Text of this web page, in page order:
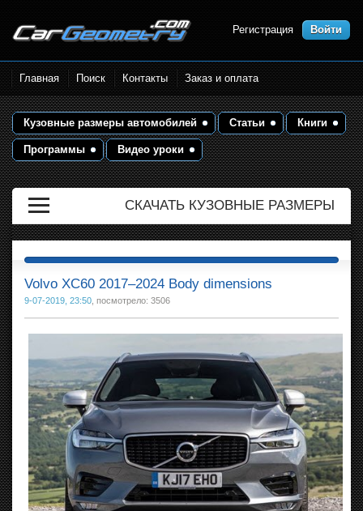
Размеры кузова автомобилей.
Контрольные точки и кузовные
размеры. Геометрия кузова
Регистрация Войти
Главная Поиск Контакты Заказ и оплата
Кузовные размеры автомобилей Статьи Книги
Программы Видео уроки
СКАЧАТЬ КУЗОВНЫЕ РАЗМЕРЫ
Volvo XC60 2017–2024 Body dimensions
9-07-2019, 23:50 , посмотрело: 3506